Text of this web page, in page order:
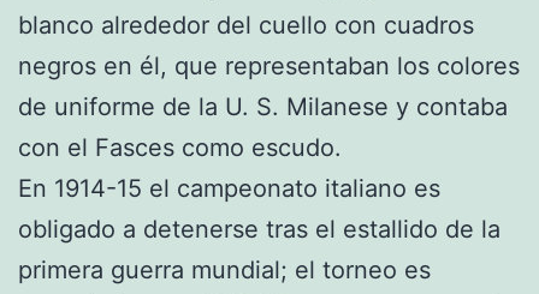
blanco alrededor del cuello con cuadros
negros en él, que representaban los colores
de uniforme de la U. S. Milanese y contaba
con el Fasces como escudo.
En 1914-15 el campeonato italiano es
obligado a detenerse tras el estallido de la
primera guerra mundial; el torneo es